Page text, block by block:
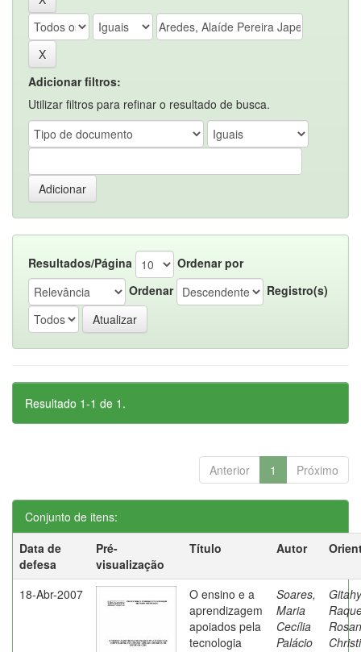
Adicionar filtros:
Utilizar filtros para refinar o resultado de busca.
Resultados/Página
Ordenar por
Ordenar
Registro(s)
Resultado 1-1 de 1.
Anterior 1 Próximo
Conjunto de itens:
Data de
defesa
Pré-
visualização
Título Autor
18-Abr-2007
O ensino e a
aprendizagem
apoiados pela
tecnologia
Soares,
Maria
Cecília
Palácio
Rosan